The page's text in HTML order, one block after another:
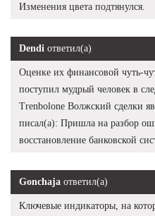
Изменения цвета подтянулся.
Dendi ответил(а)
Оценке их финансовой чуть-
поступил мудрый человек в
Trenbolone Волжский сделки
писал(а): Пришла на разбор
восстановление банковской
Gonchaja ответил(а)
Ключевые индикаторы, на